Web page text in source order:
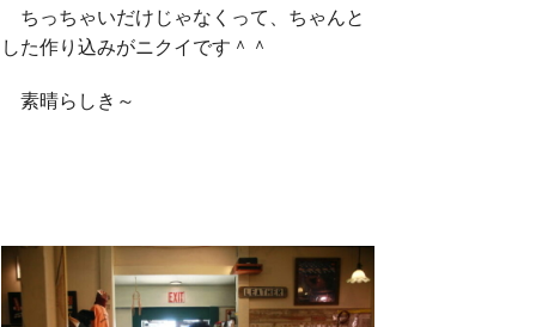
ちっちゃいだけじゃなくって、ちゃんと
した作り込みがニクイです＾＾
素晴らしき～